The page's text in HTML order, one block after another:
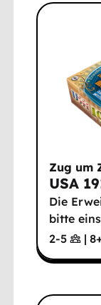
Zug um
USA
Die
bitte
2-5
| 8